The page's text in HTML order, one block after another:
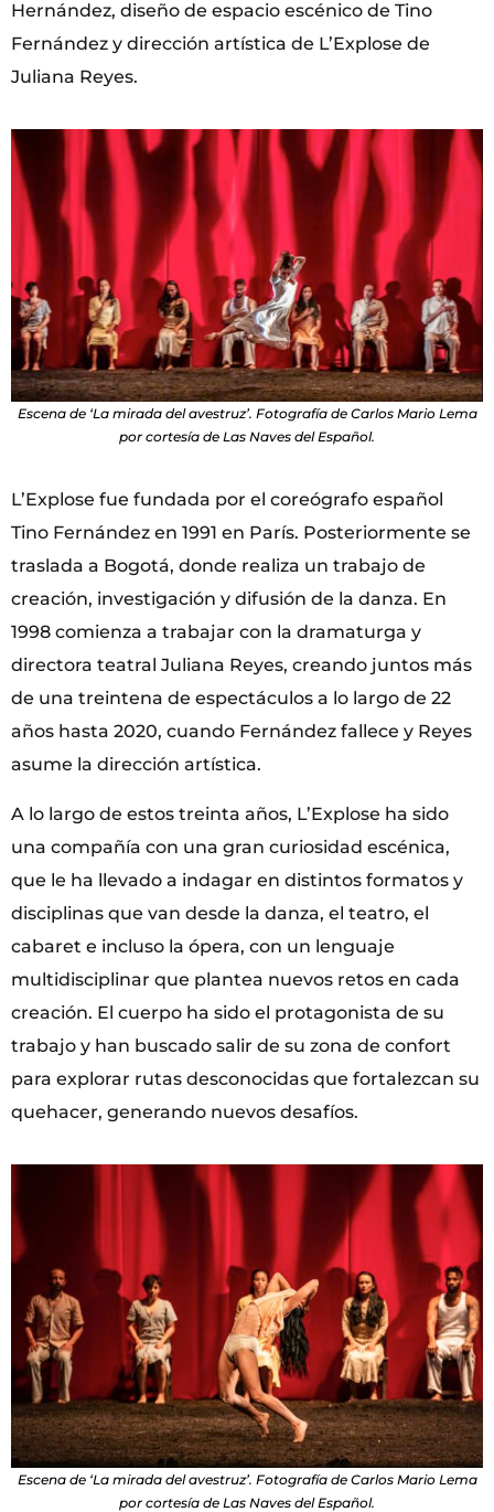
Hernández, diseño de espacio escénico de Tino
Fernández y dirección artística de L’Explose de
Juliana Reyes.
Escena de ‘La mirada del avestruz’. Fotografía de Carlos Mario Lema
por cortesía de Las Naves del Español.
L’Explose fue fundada por el coreógrafo español
Tino Fernández en 1991 en París. Posteriormente se
traslada a Bogotá, donde realiza un trabajo de
creación, investigación y difusión de la danza. En
1998 comienza a trabajar con la dramaturga y
directora teatral Juliana Reyes, creando juntos más
de una treintena de espectáculos a lo largo de 22
años hasta 2020, cuando Fernández fallece y Reyes
asume la dirección artística.
A lo largo de estos treinta años, L’Explose ha sido
una compañía con una gran curiosidad escénica,
que le ha llevado a indagar en distintos formatos y
disciplinas que van desde la danza, el teatro, el
cabaret e incluso la ópera, con un lenguaje
multidisciplinar que plantea nuevos retos en cada
creación. El cuerpo ha sido el protagonista de su
trabajo y han buscado salir de su zona de confort
para explorar rutas desconocidas que fortalezcan su
quehacer, generando nuevos desafíos.
Escena de ‘La mirada del avestruz’. Fotografía de Carlos Mario Lema
por cortesía de Las Naves del Español.